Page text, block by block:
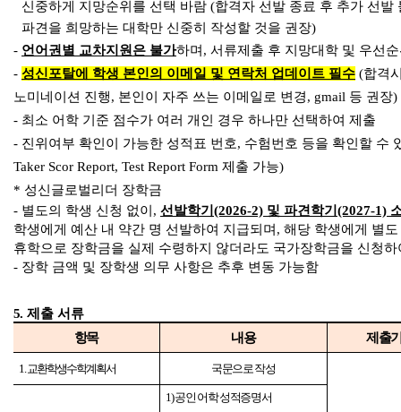
신중하게 지망순위를 선택 바람 (합격자 선발 종료 후 추가 선발
파견을 희망하는 대학만 신중히 작성할 것을 권장)
- 언어권별 교차지원은 불가하며 , 서류제출 후 지망대학 및 우선
- 성신포탈에 학생 본인의 이메일 및 연락처 업데이트 필수 (합격
노미네이션 진행, 본인이 자주 쓰는 이메일로 변경, gmail 등 권장)
- 최소 어학 기준 점수가 여러 개인 경우 하나만 선택하여 제출
- 진위여부 확인이 가능한 성적표 번호, 수험번호 등을 확인할 수
Taker Scor Report, Test Report Form 제출 가능)
* 성신글로벌리더 장학금
- 별도의 학생 신청 없이, 선발학기(2026-2) 및 파견학기(2027-1)
학생에게 예산 내 약간 명 선발하여 지급되며, 해당 학생에게 별
휴학으로 장학금을 실제 수령하지 않더라도 국가장학금을 신청
- 장학 금액 및 장학생 의무 사항은 추후 변동 가능함
5. 제출 서류
항목
내용 제출
1.교환학생 수학계획서 국문으로 작성
1)공인 어학 성적증명서